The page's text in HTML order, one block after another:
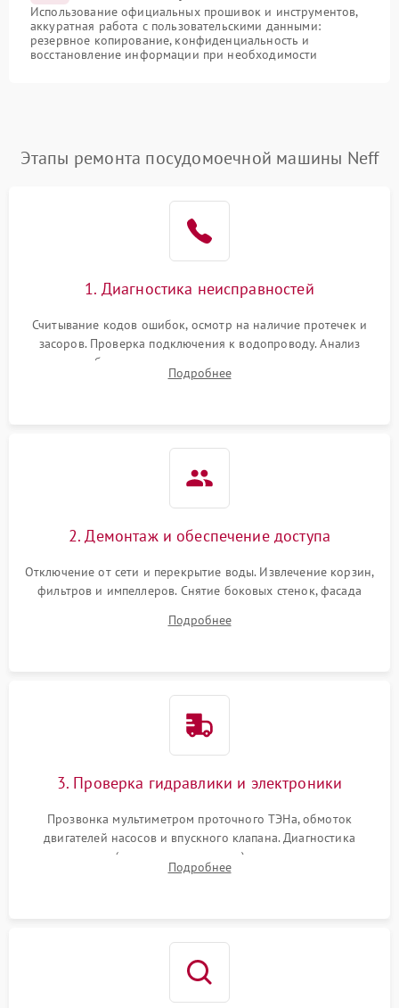
Использование официальных прошивок и инструментов,
аккуратная работа с пользовательскими данными:
резервное копирование, конфиденциальность и
восстановление информации при необходимости
Этапы ремонта посудомоечной машины Neff
1. Диагностика неисправностей
Считывание кодов ошибок, осмотр на наличие протечек и
засоров. Проверка подключения к водопроводу. Анализ
жалоб на отсутствие слива, нагрева, вращения
разбрызгивателей или срабатывание системы защиты
Подробнее
2. Демонтаж и обеспечение доступа
Отключение от сети и перекрытие воды. Извлечение корзин,
фильтров и импеллеров. Снятие боковых стенок, фасада
циркуляционному насосу, ТЭНу и сливной помпе.
Подробнее
3. Проверка гидравлики и электроники
Прозвонка мультиметром проточного ТЭНа, обмоток
двигателей насосов и впускного клапана. Диагностика
прессостата (датчика уровня воды), датчика мутности,
концевика дверцы и электронного модуля управления.
Подробнее